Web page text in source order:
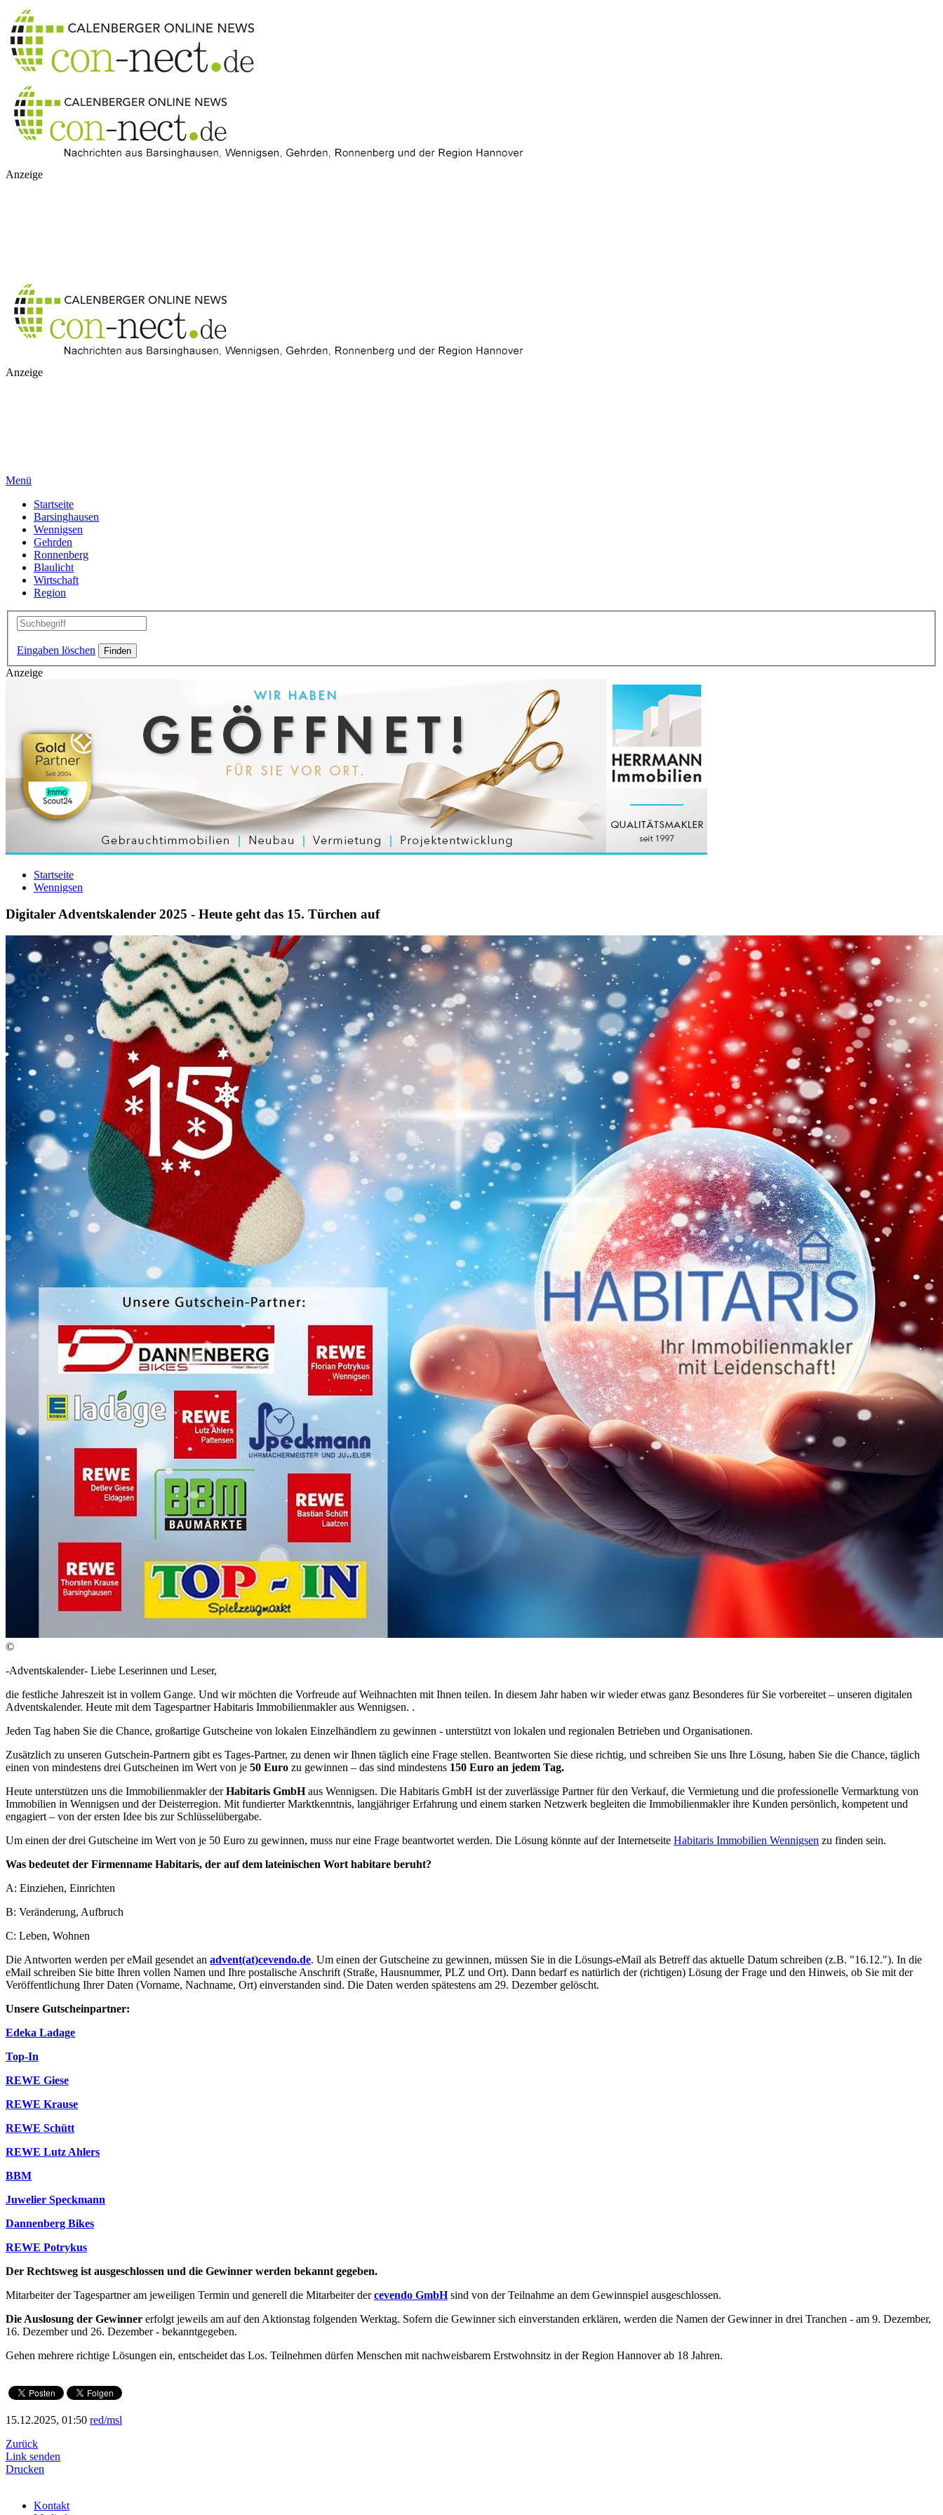
Anzeige
Anzeige
Menü
Startseite
Barsinghausen
Wennigsen
Gehrden
Ronnenberg
Blaulicht
Wirtschaft
Region
Eingaben löschen
Anzeige
Startseite
Wennigsen
Digitaler Adventskalender 2025 - Heute geht das 15. Türchen auf
©
-Adventskalender- Liebe Leserinnen und Leser,
die festliche Jahreszeit ist in vollem Gange. Und wir möchten die Vorfreude auf Weihnachten mit Ihnen teilen. In diesem Jahr haben wir wieder etwas ganz Besonderes für Sie vorbereitet – unseren digitalen
Adventskalender. Heute mit dem Tagespartner Habitaris Immobilienmakler aus Wennigsen. .
Jeden Tag haben Sie die Chance, großartige Gutscheine von lokalen Einzelhändlern zu gewinnen - unterstützt von lokalen und regionalen Betrieben und Organisationen.
Zusätzlich zu unseren Gutschein-Partnern gibt es Tages-Partner, zu denen wir Ihnen täglich eine Frage stellen. Beantworten Sie diese richtig, und schreiben Sie uns Ihre Lösung, haben Sie die Chance, täglich
einen von mindestens drei Gutscheinen im Wert von je 50 Euro zu gewinnen – das sind mindestens 150 Euro an jedem Tag.
Heute unterstützen uns die Immobilienmakler derHabitaris GmbHaus Wennigsen. Die Habitaris GmbH ist der zuverlässige Partner für den Verkauf, die Vermietung und die professionelle Vermarktung von
Immobilien in Wennigsen und der Deisterregion. Mit fundierter Marktkenntnis, langjähriger Erfahrung und einem starken Netzwerk begleiten die Immobilienmakler ihre Kunden persönlich, kompetent und
engagiert – von der ersten Idee bis zur Schlüsselübergabe.
Um einen der drei Gutscheine im Wert von je 50 Euro zu gewinnen, muss nur eine Frage beantwortet werden. Die Lösung könnte auf der Internetseite Habitaris Immobilien Wennigsen zu finden sein.
Was bedeutet der Firmenname Habitaris, der auf dem lateinischen Wort habitare beruht?
A: Einziehen, Einrichten
B: Veränderung, Aufbruch
C: Leben, Wohnen
Die Antworten werden per eMail gesendet an advent(at)cevendo.de. Um einen der Gutscheine zu gewinnen, müssen Sie in die Lösungs-eMail als Betreff das aktuelle Datum schreiben (z.B. "16.12."). In die
eMail schreiben Sie bitte Ihren vollen Namen und Ihre postalische Anschrift (Straße, Hausnummer, PLZ und Ort). Dann bedarf es natürlich der (richtigen) Lösung der Frage und den Hinweis, ob Sie mit der
Veröffentlichung Ihrer Daten (Vorname, Nachname, Ort) einverstanden sind. Die Daten werden spätestens am 29. Dezember gelöscht.
Unsere Gutscheinpartner:
Edeka Ladage
Top-In
REWE Giese
REWE Krause
REWE Schütt
REWE Lutz Ahlers
BBM
Juwelier Speckmann
Dannenberg Bikes
REWE Potrykus
Der Rechtsweg ist ausgeschlossen und die Gewinner werden bekannt gegeben.
Mitarbeiter der Tagespartner am jeweiligen Termin und generell die Mitarbeiter dercevendo GmbHsind von der Teilnahme an dem Gewinnspiel ausgeschlossen.
Die Auslosung der Gewinner erfolgt jeweils am auf den Aktionstag folgenden Werktag. Sofern die Gewinner sich einverstanden erklären, werden die Namen der Gewinner in drei Tranchen - am 9. Dezember,
16. Dezember und 26. Dezember - bekanntgegeben.
Gehen mehrere richtige Lösungen ein, entscheidet das Los. Teilnehmen dürfen Menschen mit nachweisbarem Erstwohnsitz in der Region Hannover ab 18 Jahren.
15.12.2025, 01:50 red/msl
Zurück
Link senden
Drucken
Kontakt